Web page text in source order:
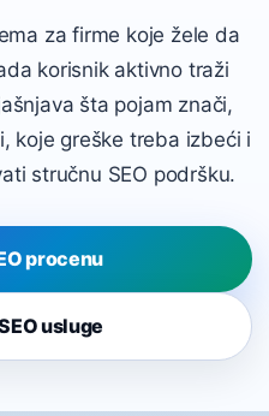
za firme koje žele da
korisnik aktivno traži
šta pojam znači,
koje greške treba izbeći i
stručnu SEO podršku.
procenu
usluge